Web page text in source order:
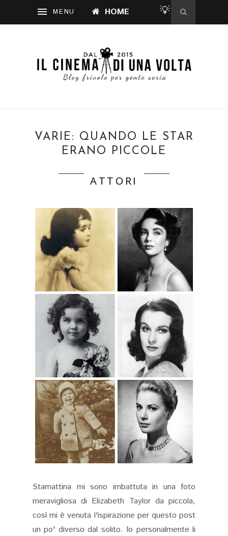
HOME 💡
VARIE: QUANDO LE STAR
ERANO PICCOLE
ATTORI
Stamattina mi sono imbattuta in una foto
meravigliosa di Elizabeth Taylor da piccola,
così mi è venuta l'ispirazione per questo post
un po' diverso dal solito. Io personalmente li